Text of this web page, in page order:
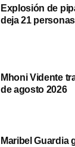
Explosión de
deja 21
Mhoni Vidente
de agosto 2026
Maribel Guardia